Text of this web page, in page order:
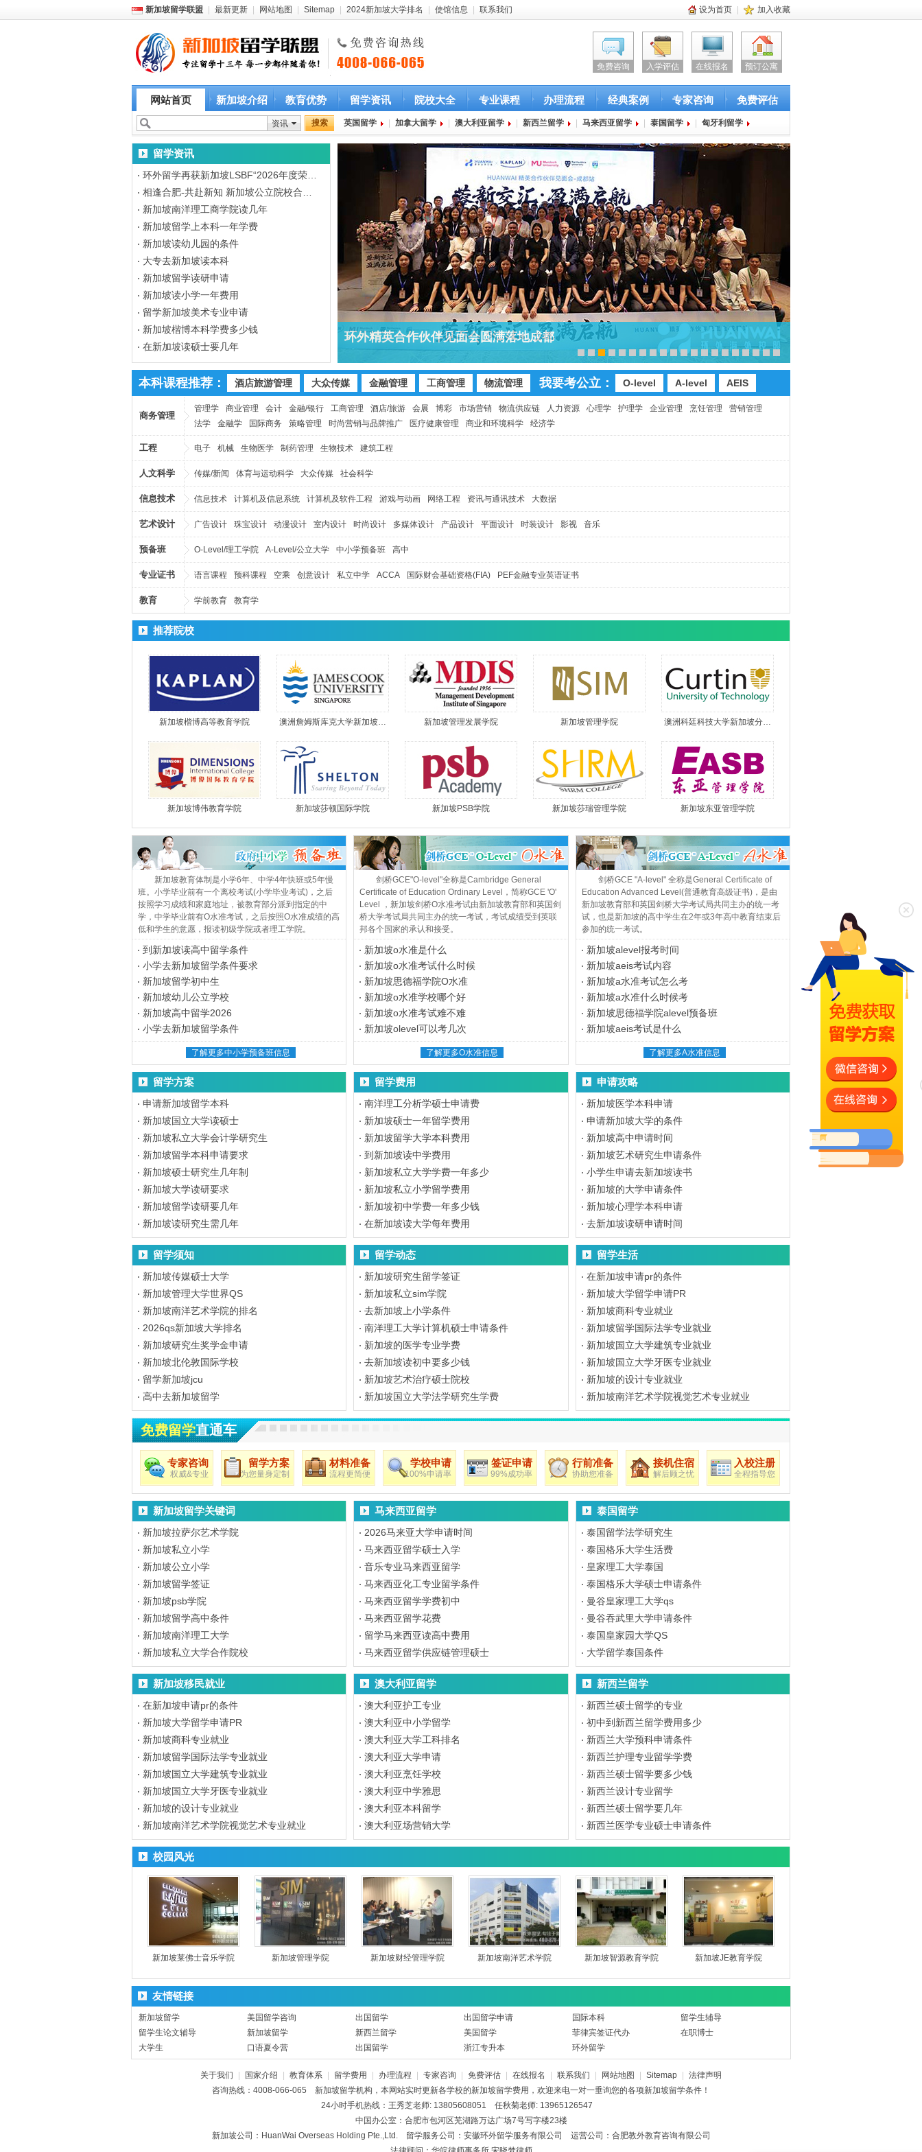
新加坡留学联盟 最新更新 网站地图 Sitemap 2024新加坡大学排名 使馆信息 联系我们 设为首页 加入收藏
免费咨询 入学评估 在线报名 预订公寓
网站首页 新加坡介绍 教育优势 留学资讯 院校大全 专业课程 办理流程 经典案例 专家咨询 免费评估
资讯 英国留学 加拿大留学 澳大利亚留学 新西兰留学 马来西亚留学 泰国留学 匈牙利留学
留学资讯
环外留学再获新加坡LSBF“2026年度荣…
相逢合肥-共赴新知 新加坡公立院校合…
新加坡南洋理工商学院读几年
新加坡留学上本科一年学费
新加坡读幼儿园的条件
大专去新加坡读本科
新加坡留学读研申请
新加坡读小学一年费用
留学新加坡美术专业申请
新加坡楷博本科学费多少钱
在新加坡读硕士要几年
环外精英合作伙伴见面会圆满落地成都
本科课程推荐： 酒店旅游管理 大众传媒 金融管理 工商管理 物流管理 我要考公立： O-level A-level AEIS
商务管理
管理学 商业管理 会计 金融/银行 工商管理 酒店/旅游 会展 博彩 市场营销 物流供应链 人力资源 心理学 护理学 企业管理 烹饪管理
营销管理
法学
金融学 国际商务 策略管理 时尚营销与品牌推广 医疗健康管理 商业和环境科学 经济学
工程 电子 机械 生物医学 制药管理 生物技术 建筑工程
人文科学 传媒/新闻 体育与运动科学 大众传媒 社会科学
信息技术 信息技术 计算机及信息系统 计算机及软件工程 游戏与动画 网络工程 资讯与通讯技术 大数据
艺术设计 广告设计 珠宝设计 动漫设计 室内设计 时尚设计 多媒体设计 产品设计 平面设计 时装设计 影视 音乐
预备班 O-Level/理工学院 A-Level/公立大学 中小学预备班 高中
专业证书 语言课程 预科课程 空乘 创意设计 私立中学 ACCA 国际财会基础资格(FIA) PEF金融专业英语证书
教育 学前教育 教育学
推荐院校
新加坡楷博高等教育学院 澳洲詹姆斯库克大学新加坡… 新加坡管理发展学院 新加坡管理学院 澳洲科廷科技大学新加坡分…
新加坡博伟教育学院 新加坡莎顿国际学院 新加坡PSB学院 新加坡莎瑞管理学院 新加坡东亚管理学院
新加坡教育体制是小学6年、中学4年快班或5年慢
班。小学毕业前有一个离校考试(小学毕业考试)，之后
按照学习成绩和家庭地址，被教育部分派到指定的中
学，中学毕业前有O水准考试，之后按照O水准成绩的高
低和学生的意愿，报读初级学院或者理工学院。
到新加坡读高中留学条件
小学去新加坡留学条件要求
新加坡留学初中生
新加坡幼儿公立学校
新加坡高中留学2026
小学去新加坡留学条件
了解更多中小学预备班信息
剑桥GCE"O-level"全称是Cambridge General
Certificate of Education Ordinary Level，简称GCE 'O'
Level ，新加坡剑桥O水准考试由新加坡教育部和英国剑
桥大学考试局共同主办的统一考试，考试成绩受到英联
邦各个国家的承认和接受。
新加坡o水准是什么
新加坡o水准考试什么时候
新加坡思德福学院O水准
新加坡o水准学校哪个好
新加坡o水准考试难不难
新加坡olevel可以考几次
了解更多O水准信息
剑桥GCE "A-level" 全称是General Certificate of
Education Advanced Level(普通教育高级证书)，是由
新加坡教育部和英国剑桥大学考试局共同主办的统一考
试，也是新加坡的高中学生在2年或3年高中教育结束后
参加的统一考试。
新加坡alevel报考时间
新加坡aeis考试内容
新加坡a水准考试怎么考
新加坡a水准什么时候考
新加坡思德福学院alevel预备班
新加坡aeis考试是什么
了解更多A水准信息
留学方案
申请新加坡留学本科
新加坡国立大学读硕士
新加坡私立大学会计学研究生
新加坡留学本科申请要求
新加坡硕士研究生几年制
新加坡大学读研要求
新加坡留学读研要几年
新加坡读研究生需几年
留学费用
南洋理工分析学硕士申请费
新加坡硕士一年留学费用
新加坡留学大学本科费用
到新加坡读中学费用
新加坡私立大学学费一年多少
新加坡私立小学留学费用
新加坡初中学费一年多少钱
在新加坡读大学每年费用
申请攻略
新加坡医学本科申请
申请新加坡大学的条件
新加坡高中申请时间
新加坡艺术研究生申请条件
小学生申请去新加坡读书
新加坡的大学申请条件
新加坡心理学本科申请
去新加坡读研申请时间
留学须知
新加坡传媒硕士大学
新加坡管理大学世界QS
新加坡南洋艺术学院的排名
2026qs新加坡大学排名
新加坡研究生奖学金申请
新加坡北伦敦国际学校
留学新加坡jcu
高中去新加坡留学
留学动态
新加坡研究生留学签证
新加坡私立sim学院
去新加坡上小学条件
南洋理工大学计算机硕士申请条件
新加坡的医学专业学费
去新加坡读初中要多少钱
新加坡艺术治疗硕士院校
新加坡国立大学法学研究生学费
留学生活
在新加坡申请pr的条件
新加坡大学留学申请PR
新加坡商科专业就业
新加坡留学国际法学专业就业
新加坡国立大学建筑专业就业
新加坡国立大学牙医专业就业
新加坡的设计专业就业
新加坡南洋艺术学院视觉艺术专业就业
免费留学直通车
专家咨询
权威&专业
留学方案
为您量身定制
材料准备
流程更简便
学校申请
100%申请率
签证申请
99%成功率
行前准备
协助您准备
接机住宿
解后顾之忧
入校注册
全程指导您
新加坡留学关键词
新加坡拉萨尔艺术学院
新加坡私立小学
新加坡公立小学
新加坡留学签证
新加坡psb学院
新加坡留学高中条件
新加坡南洋理工大学
新加坡私立大学合作院校
马来西亚留学
2026马来亚大学申请时间
马来西亚留学硕士入学
音乐专业马来西亚留学
马来西亚化工专业留学条件
马来西亚留学学费初中
马来西亚留学花费
留学马来西亚读高中费用
马来西亚留学供应链管理硕士
泰国留学
泰国留学法学研究生
泰国格乐大学生活费
皇家理工大学泰国
泰国格乐大学硕士申请条件
曼谷皇家理工大学qs
曼谷吞武里大学申请条件
泰国皇家园大学QS
大学留学泰国条件
新加坡移民就业
在新加坡申请pr的条件
新加坡大学留学申请PR
新加坡商科专业就业
新加坡留学国际法学专业就业
新加坡国立大学建筑专业就业
新加坡国立大学牙医专业就业
新加坡的设计专业就业
新加坡南洋艺术学院视觉艺术专业就业
澳大利亚留学
澳大利亚护工专业
澳大利亚中小学留学
澳大利亚大学工科排名
澳大利亚大学申请
澳大利亚烹饪学校
澳大利亚中学雅思
澳大利亚本科留学
澳大利亚场营销大学
新西兰留学
新西兰硕士留学的专业
初中到新西兰留学费用多少
新西兰大学预科申请条件
新西兰护理专业留学学费
新西兰硕士留学要多少钱
新西兰设计专业留学
新西兰硕士留学要几年
新西兰医学专业硕士申请条件
校园风光
新加坡莱佛士音乐学院 新加坡管理学院 新加坡财经管理学院 新加坡南洋艺术学院 新加坡智源教育学院 新加坡JE教育学院
友情链接
新加坡留学 美国留学咨询 出国留学 出国留学申请 国际本科
留学生辅导
留学生论文辅导
新加坡留学 新西兰留学 美国留学 菲律宾签证代办
在职博士
大学生
口语夏令营 出国留学 浙江专升本 环外留学
关于我们 国家介绍 教育体系 留学费用 办理流程 专家咨询 免费评估 在线报名 联系我们 网站地图 Sitemap
法律声明
咨询热线：4008-066-065 新加坡留学机构，本网站实时更新各学校的新加坡留学费用 ，欢迎来电一对一垂询您的各项新加坡留学条件 ！
24小时手机热线： 王秀芝老师: 13805608051 任秋菊老师: 13965126547
中国办公室：合肥市包河区芜湖路万达广场7号写字楼23楼
新加坡公司：HuanWai Overseas Holding Pte.,Ltd. 留学服务公司：安徽环外留学服务有限公司 运营公司：合肥教外教育咨询有限公司